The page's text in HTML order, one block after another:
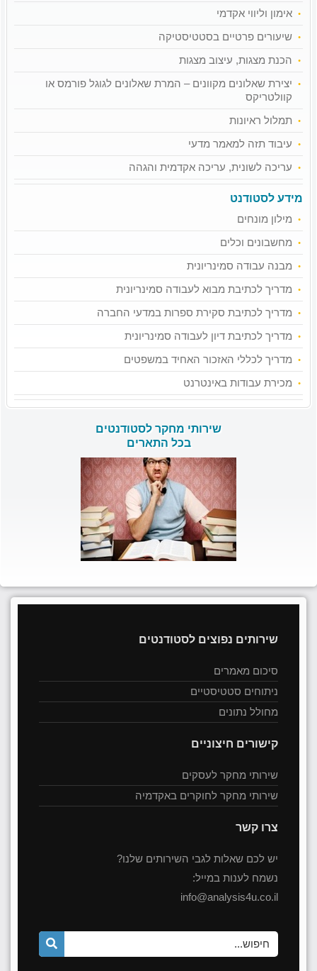
אימון וליווי אקדמי
שיעורים פרטיים בסטטיסטיקה
הכנת מצגות, עיצוב מצגות
יצירת שאלונים מקוונים – המרת שאלונים לגוגל פורמס או
קוולטריקס
תמלול ראיונות
עיבוד תזה למאמר מדעי
עריכה לשונית, עריכה אקדמית והגהה
מידע לסטודנט
מילון מונחים
מחשבונים וכלים
מבנה עבודה סמינריונית
מדריך לכתיבת מבוא לעבודה סמינריונית
מדריך לכתיבת סקירת ספרות במדעי החברה
מדריך לכתיבת דיון לעבודה סמינריונית
מדריך לכללי האזכור האחיד במשפטים
מכירת עבודות באינטרנט
שירותי מחקר לסטודנטים
בכל התארים
שירותים נפוצים לסטודנטים
סיכום מאמרים
ניתוחים סטטיסטיים
מחולל נתונים
קישורים חיצוניים
שירותי מחקר לעסקים
שירותי מחקר לחוקרים באקדמיה
צרו קשר
יש לכם שאלות לגבי השירותים שלנו?
נשמח לענות במייל:
info@analysis4u.co.il